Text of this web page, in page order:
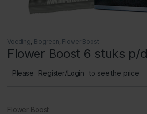
Voeding, Biogreen, Flower Boost
Flower Boost 6 stuks p/d
Please Register/Login to see the price
Flower Boost